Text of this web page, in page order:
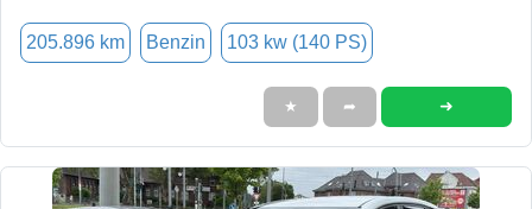
205.896 km Benzin 103 kw (140 PS)
★ ➦ ➜